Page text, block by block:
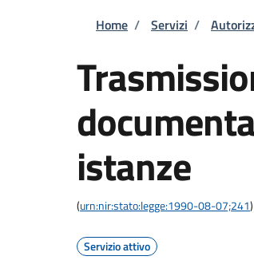
Briciole di
Home / Servizi /
istanze
(urn:nir:stato:legge:1990-08-07;241)
Servizio attivo